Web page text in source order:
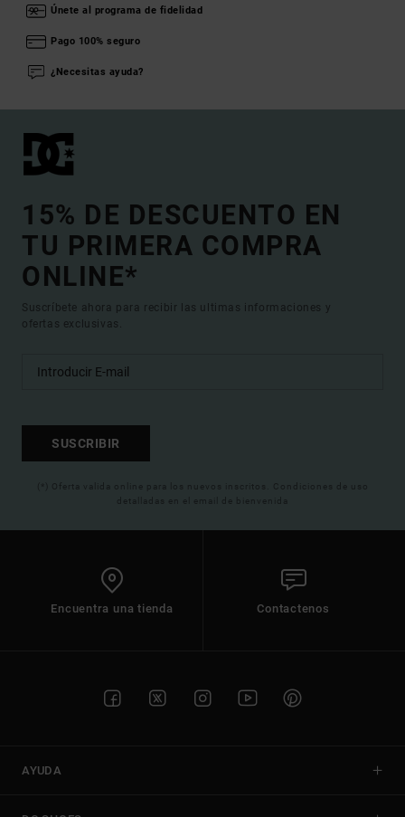
Únete al programa de fidelidad
Pago 100% seguro
¿Necesitas ayuda?
15% DE DESCUENTO EN
TU PRIMERA COMPRA
ONLINE*
Suscríbete ahora para recibir las ultimas informaciones y
ofertas exclusivas.
SUSCRIBIR
(*) Oferta valida online para los nuevos inscritos. Condiciones de uso
detalladas en el email de bienvenida
Encuentra una tienda Contactenos
AYUDA